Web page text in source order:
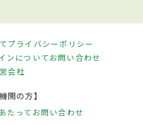
プライバシーポリシー
ンについてお問い合わせ
会社
関の方】
たって お問い合わせ